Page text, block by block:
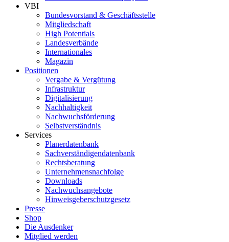
VBI
Bundesvorstand & Geschäftsstelle
Mitgliedschaft
High Potentials
Landesverbände
Internationales
Magazin
Positionen
Vergabe & Vergütung
Infrastruktur
Digitalisierung
Nachhaltigkeit
Nachwuchsförderung
Selbstverständnis
Services
Planerdatenbank
Sachverständigendatenbank
Rechtsberatung
Unternehmensnachfolge
Downloads
Nachwuchsangebote
Hinweisgeberschutzgesetz
Presse
Shop
Die Ausdenker
Mitglied werden